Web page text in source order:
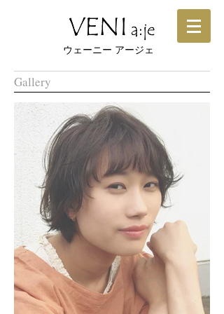
​ウェーニー アージェ
Gallery